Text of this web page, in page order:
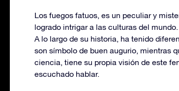
Los fuegos fatuos, es un peculiar y
logrado intrigar a las culturas del mundo.
A lo largo de su historia, ha tenido
son símbolo de buen augurio, mientras
ciencia, tiene su propia visión de este
escuchado hablar.